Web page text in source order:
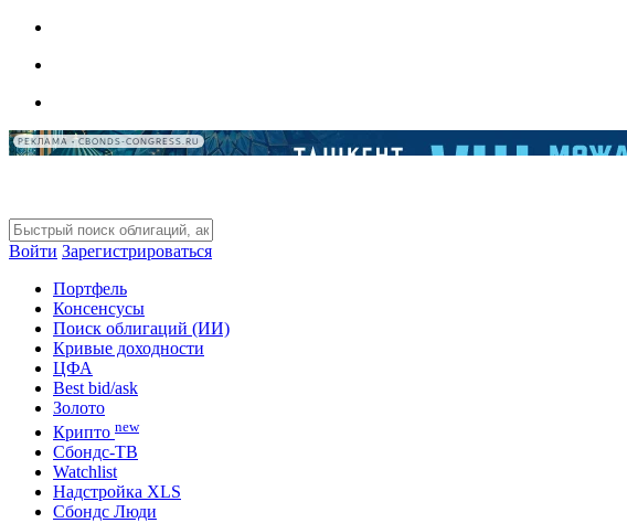
РЕКЛАМА • CBONDS-CONGRESS.RU
Войти Зарегистрироваться
Портфель
Консенсусы
Поиск облигаций (ИИ)
Кривые доходности
ЦФА
Best bid/ask
Золото
Крипто new
Сбондс-ТВ
Watchlist
Надстройка XLS
Сбондс Люди